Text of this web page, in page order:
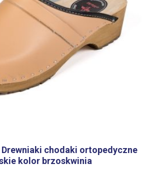
chodaki ortopedyczne
kolor brzoskwinia